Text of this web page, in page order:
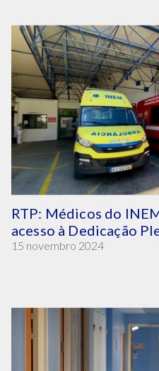
RTP: Médicos do
acesso à Dedicação
15 novembro 2024